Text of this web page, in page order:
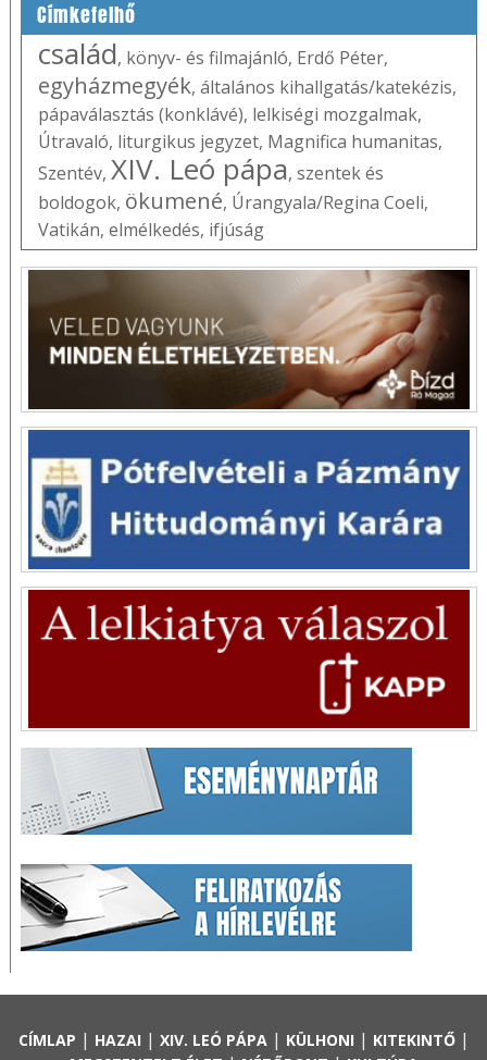
Címkefelhő
család, könyv- és filmajánló, Erdő Péter,
egyházmegyék, általános kihallgatás/katekézis,
pápaválasztás (konklávé), lelkiségi mozgalmak,
Útravaló, liturgikus jegyzet, Magnifica humanitas,
Szentév, XIV. Leó pápa, szentek és
boldogok, ökumené, Úrangyala/Regina Coeli,
Vatikán, elmélkedés, ifjúság
CÍMLAP | HAZAI | XIV. LEÓ PÁPA| KÜLHONI | KITEKINTŐ|